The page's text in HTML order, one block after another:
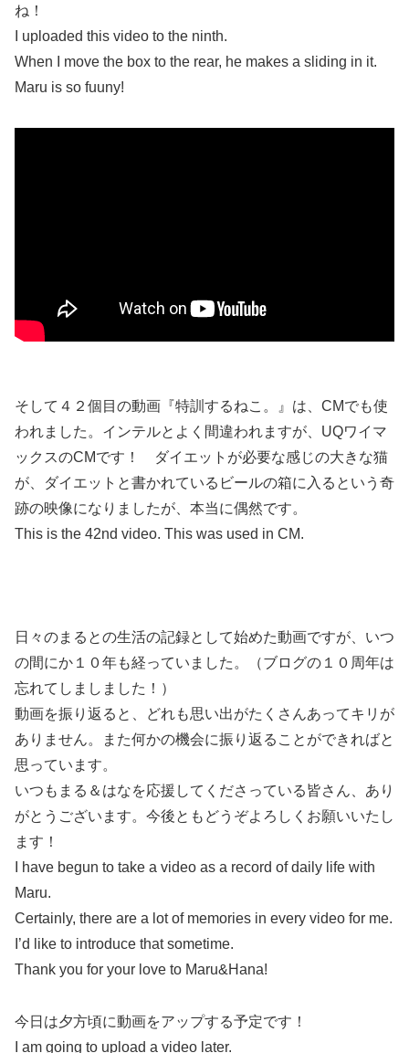
ね！
I uploaded this video to the ninth.
When I move the box to the rear, he makes a sliding in it.
Maru is so fuuny!
そして４２個目の動画『特訓するねこ。』は、CMでも使
われました。インテルとよく間違われますが、UQワイマ
ックスのCMです！ ダイエットが必要な感じの大きな猫
が、ダイエットと書かれているビールの箱に入るという奇
跡の映像になりましたが、本当に偶然です。
This is the 42nd video. This was used in CM.
日々のまるとの生活の記録として始めた動画ですが、いつ
の間にか１０年も経っていました。（ブログの１０周年は
忘れてしましました！）
動画を振り返ると、どれも思い出がたくさんあってキリが
ありません。また何かの機会に振り返ることができればと
思っています。
いつもまる＆はなを応援してくださっている皆さん、あり
がとうございます。今後ともどうぞよろしくお願いいたし
ます！
I have begun to take a video as a record ofdaily life with
Maru.
Certainly, there are a lot of memories in every video for me.
I’d like to introduce that sometime.
Thank you for your love to Maru&Hana!
今日は夕方頃に動画をアップする予定です！
I am going to upload a video later.